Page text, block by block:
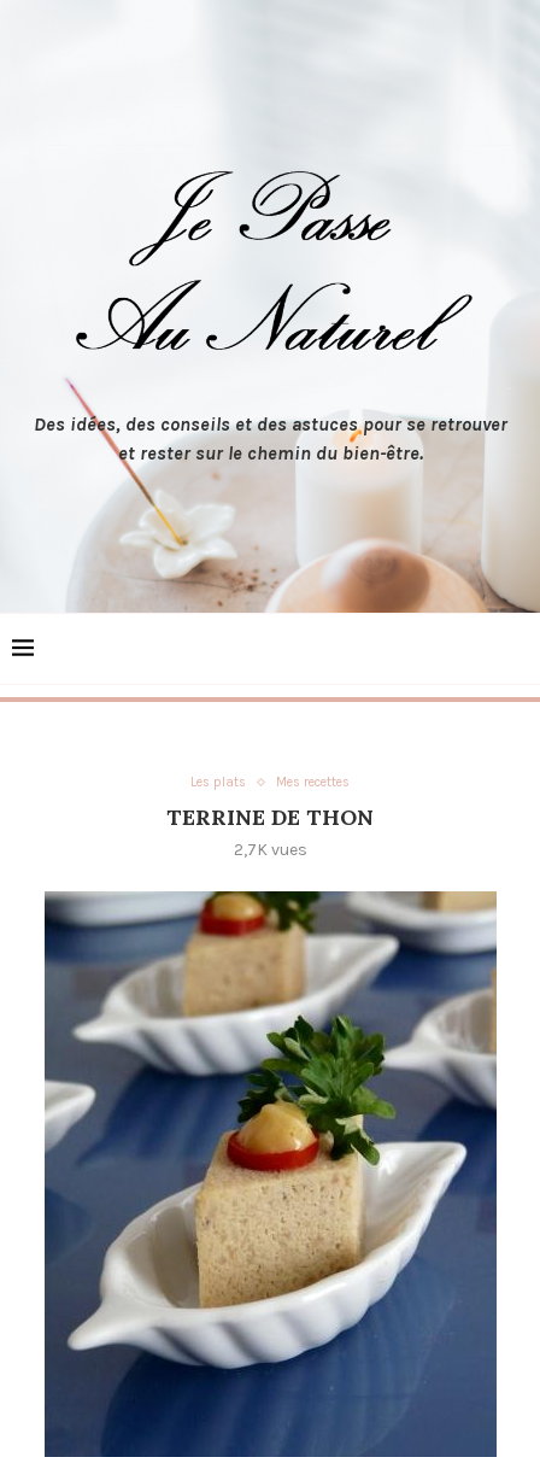
Des idées, des conseils et des astuces pour se retrouver
et rester sur le chemin du bien-être.
Les plats Mes recettes
TERRINE DE THON
2,7Kvues